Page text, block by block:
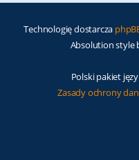
Technologię dostarcza
Absolution style
Polski pakiet
Zasady ochrony